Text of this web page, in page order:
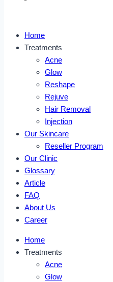
Home
Treatments
Acne
Glow
Reshape
Rejuve
Hair Removal
Injection
Our Skincare
Reseller Program
Our Clinic
Glossary
Article
FAQ
About Us
Career
Home
Treatments
Acne
Glow